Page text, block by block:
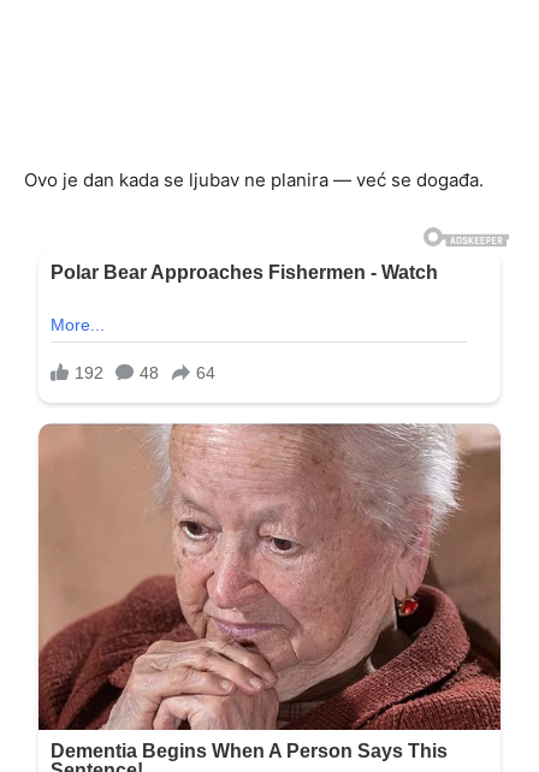
Ovo je dan kada se ljubav ne planira — već se događa.